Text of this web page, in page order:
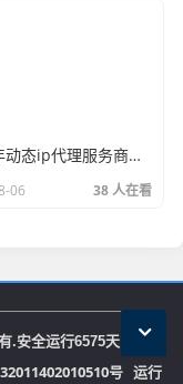
2026年动态ip代理服务商有哪些？这份清单建议收藏
06 38 人在看
.安全运行6575天
号 运行